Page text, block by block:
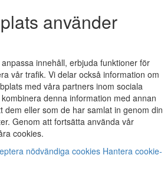
använder
innehåll, erbjuda funktioner för
vår trafik. Vi delar också information om
med våra partners inom sociala
denna information med annan
dem eller som de har samlat in genom din
Genom att fortsätta använda vår
cookies.
nödvändiga cookies Hantera cookie-